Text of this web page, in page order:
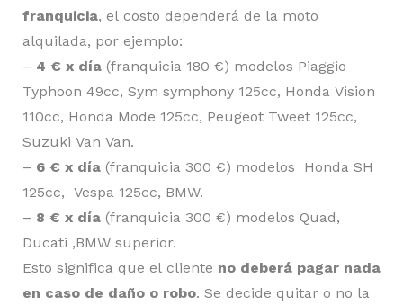
franquicia, el costo dependerá de la moto
alquilada, por ejemplo:
– 4 € x día (franquicia 180 €) modelos Piaggio
Typhoon 49cc, Sym symphony 125cc, Honda Vision
110cc, Honda Mode 125cc, Peugeot Tweet 125cc,
Suzuki Van Van.
– 6 € x día (franquicia 300 €) modelos Honda SH
125cc, Vespa 125cc, BMW.
– 8 € x día (franquicia 300 €) modelos Quad,
Ducati ,BMW superior.
Esto significa que el cliente no deberá pagar nada
en caso de daño o robo. Se decide quitar o no la